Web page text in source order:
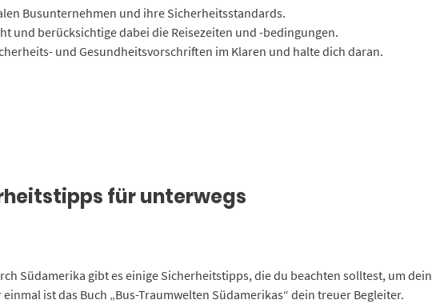
Busunternehmen und ihre Sicherheitsstandards.
und berücksichtige dabei die Reisezeiten und -bedingungen.
und Gesundheitsvorschriften im Klaren und halte dich daran.
für unterwegs
Südamerika gibt es einige Sicherheitstipps, die du beachten solltest, um
ist das Buch „Bus-Traumwelten Südamerikas“ dein treuer Begleiter.